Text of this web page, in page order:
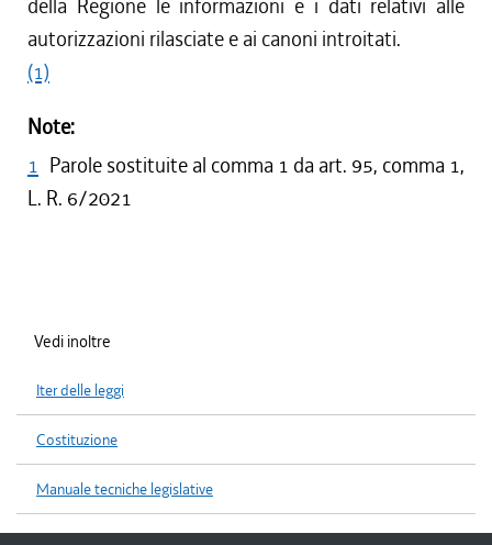
della Regione le informazioni e i dati relativi alle
autorizzazioni rilasciate e ai canoni introitati.
(1)
Note:
1 Parole sostituite al comma 1 da art. 95, comma 1,
L. R. 6/2021
Vedi inoltre
Iter delle leggi
Costituzione
Manuale tecniche legislative